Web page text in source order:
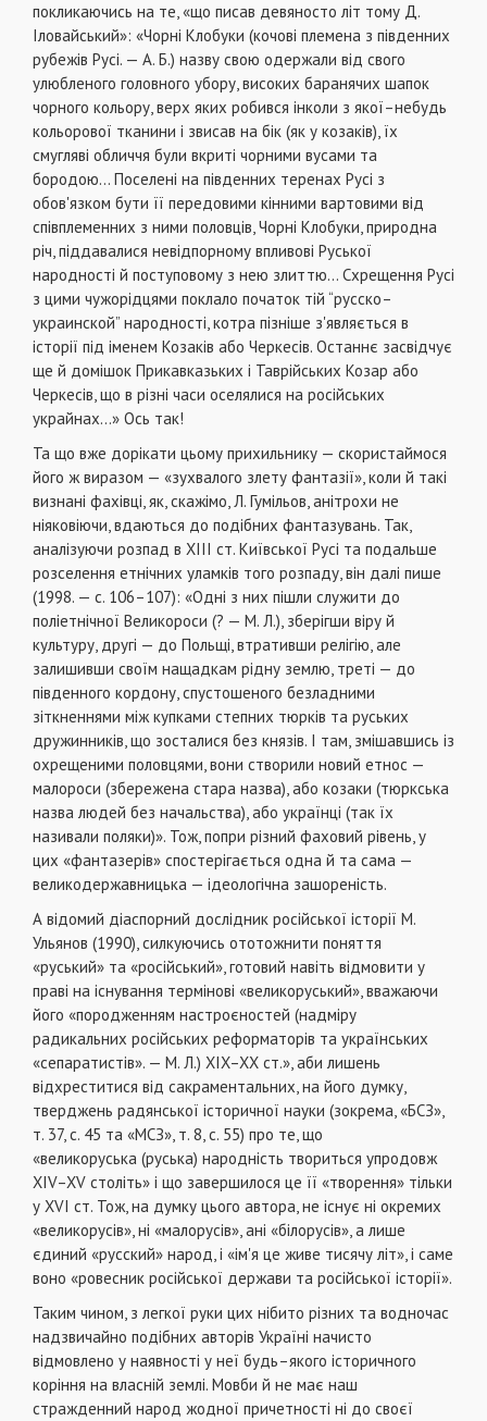
покликаючись на те, «що писав девяносто літ тому Д.
Іловайський»: «Чорні Клобуки (кочові племена з південних
рубежів Русі. — А. Б.) назву свою одержали від свого
улюбленого головного убору, високих баранячих шапок
чорного кольору, верх яких робився інколи з якої–небудь
кольорової тканини і звисав на бік (як у козаків), їх
смугляві обличчя були вкриті чорними вусами та
бородою... Поселені на південних теренах Русі з
обов'язком бути її передовими кінними вартовими від
співплеменних з ними половців, Чорні Клобуки, природна
річ, піддавалися невідпорному впливові Руської
народності й поступовому з нею злиттю... Схрещення Русі
з цими чужорідцями поклало початок тій “русско–
украинской” народності, котра пізніше з'являється в
історії під іменем Козаків або Черкесів. Останнє засвідчує
ще й домішок Прикавказьких і Таврійських Козар або
Черкесів, що в різні часи оселялися на російських
украйнах...» Ось так!
Та що вже дорікати цьому прихильнику — скористаймося
його ж виразом — «зухвалого злету фантазії», коли й такі
визнані фахівці, як, скажімо, Л. Гумільов, анітрохи не
ніяковіючи, вдаються до подібних фантазувань. Так,
аналізуючи розпад в XIII ст. Київської Русі та подальше
розселення етнічних уламків того розпаду, він далі пише
(1998. — с. 106–107): «Одні з них пішли служити до
поліетнічної Великороси (? — М. Л.), зберігши віру й
культуру, другі — до Польщі, втративши релігію, але
залишивши своїм нащадкам рідну землю, треті — до
південного кордону, спустошеного безладними
зіткненнями між купками степних тюрків та руських
дружинників, що зосталися без князів. І там, змішавшись із
охрещеними половцями, вони створили новий етнос —
малороси (збережена стара назва), або козаки (тюркська
назва людей без начальства), або українці (так їх
називали поляки)». Тож, попри різний фаховий рівень, у
цих «фантазерів» спостерігається одна й та сама —
великодержавницька — ідеологічна зашореність.
А відомий діаспорний дослідник російської історії М.
Ульянов (1990), силкуючись ототожнити поняття
«руський» та «російський», готовий навіть відмовити у
праві на існування термінові «великоруський», вважаючи
його «породженням настроєностей (надміру
радикальних російських реформаторів та українських
«сепаратистів». — М. Л.) XIX–XX ст.», аби лишень
відхреститися від сакраментальних, на його думку,
тверджень радянської історичної науки (зокрема, «БСЗ»,
т. 37, с. 45 та «МСЗ», т. 8, с. 55) про те, що
«великоруська (руська) народність твориться упродовж
XIV–XV століть» і що завершилося це її «творення» тільки
у XVI ст. Тож, на думку цього автора, не існує ні окремих
«великорусів», ні «малорусів», ані «білорусів», а лише
єдиний «русский» народ, і «ім'я це живе тисячу літ», і саме
воно «ровесник російської держави та російської історії».
Таким чином, з легкої руки цих нібито різних та водночас
надзвичайно подібних авторів Україні начисто
відмовлено у наявності у неї будь–якого історичного
коріння на власній землі. Мовби й не має наш
стражденний народ жодної причетності ні до своєї